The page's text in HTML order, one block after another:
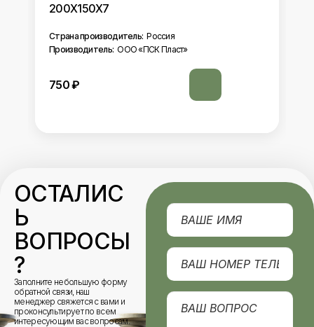
200Х150Х7
Страна производитель: Россия
Производитель: ООО «ПСК Пласт»
750₽
ОСТАЛИС
Ь
ВОПРОСЫ
?
Заполните небольшую форму
обратной связи, наш
менеджер свяжется с вами и
проконсультирует по всем
интересующим вас вопросам.